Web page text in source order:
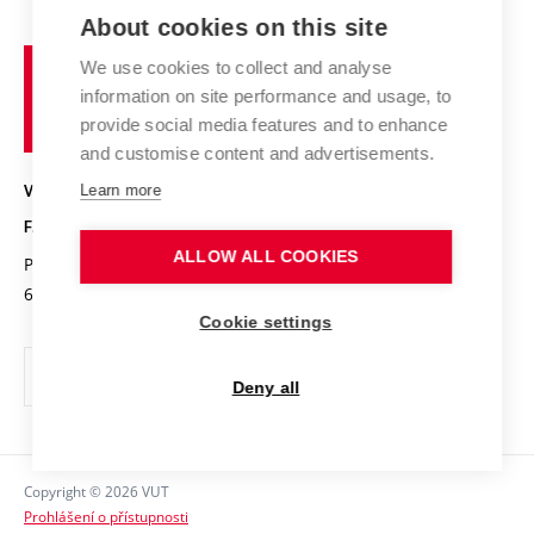
Studium a stáže v zahraničí
Pracovní nabídky
Den chemie
Chemici z VUT
Stipendia
Studijní předpisy
Výsledky VaV
Projekty
Úspěchy a ocenění
Konference a soutěže
Kvalifikační řízení
Fórum Chemistry and Life
Střední školy a FCH
Popularizace vědy
Organizační struktura
Historie fakulty
Kalendář akcí
Fotogalerie
Absolventi
Reklamní předměty
Fakultní časopis
Ochrana osobních údajů
Kontakty
Vysoké
učení
technické
v
VYSOKÉ UČENÍ TECHNICKÉ V BRNĚ
FAKULTA CHEMICKÁ
Purkyňova 464/118
612 00 Brno
www.fch.vut.cz
Copyright © 2026 VUT
Prohlášení o přístupnosti
About cookies on this site
We use cookies to collect and analyse
information on site performance and usage, to
provide social media features and to enhance
and customise content and advertisements.
Learn more
ALLOW ALL COOKIES
Cookie settings
Deny all